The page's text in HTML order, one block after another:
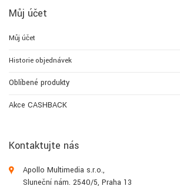
Můj účet
Můj účet
Historie objednávek
Oblíbené produkty
Akce CASHBACK
Kontaktujte nás
Apollo Multimedia s.r.o.,
Sluneční nám. 2540/5, Praha 13